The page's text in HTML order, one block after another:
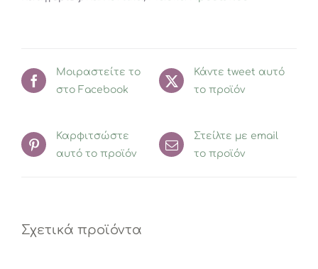
Μοιραστείτε το
στο Facebook
Κάντε tweet αυτό
το προϊόν
Καρφιτσώστε
αυτό το προϊόν
Στείλτε με email
το προϊόν
Σχετικά προϊόντα